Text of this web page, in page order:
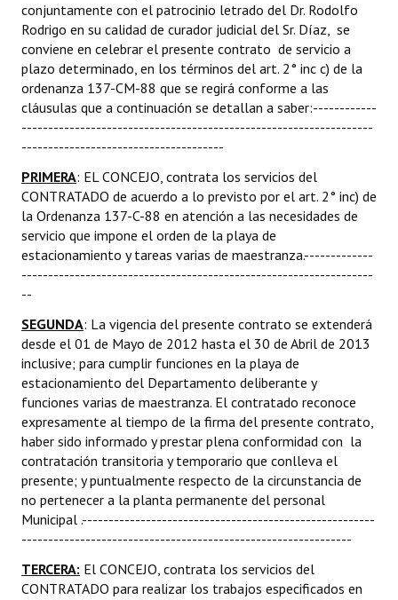
conjuntamente con el patrocinio letrado del Dr. Rodolfo
Rodrigo en su calidad de curador judicial del Sr. Díaz, se
conviene en celebrar el presente contrato de servicio a
plazo determinado, en los términos del art. 2° inc c) de la
ordenanza 137-CM-88 que se regirá conforme a las
cláusulas que a continuación se detallan a saber:------------
------------------------------------------------------------------
--------------------------------------
PRIMERA: EL CONCEJO, contrata los servicios del
CONTRATADO de acuerdo a lo previsto por el art. 2° inc) de
la Ordenanza 137-C-88 en atención a las necesidades de
servicio que impone el orden de la playa de
estacionamiento y tareas varias de maestranza.-------------
------------------------------------------------------------------
--
SEGUNDA: La vigencia del presente contrato se extenderá
desde el 01 de Mayo de 2012 hasta el 30 de Abril de 2013
inclusive; para cumplir funciones en la playa de
estacionamiento del Departamento deliberante y
funciones varias de maestranza. El contratado reconoce
expresamente al tiempo de la firma del presente contrato,
haber sido informado y prestar plena conformidad con la
contratación transitoria y temporario que conlleva el
presente; y puntualmente respecto de la circunstancia de
no pertenecer a la planta permanente del personal
Municipal .-------------------------------------------------------
--------------------------------------------------------------
TERCERA: El CONCEJO, contrata los servicios del
CONTRATADO para realizar los trabajos especificados en